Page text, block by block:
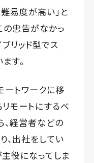
易度が高い」と
の忠告がなかっ
リッド型でス
す。
ートワークに移
モートにするべ
、経営者などの
、出社をしてい
役になってしま